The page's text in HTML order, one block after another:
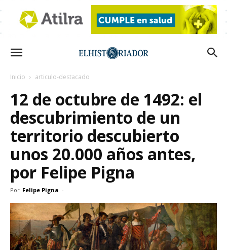
Inicio articulo-destacado
12 de octubre de 1492: el
descubrimiento de un
territorio descubierto
unos 20.000 años antes,
por Felipe Pigna
Por Felipe Pigna -